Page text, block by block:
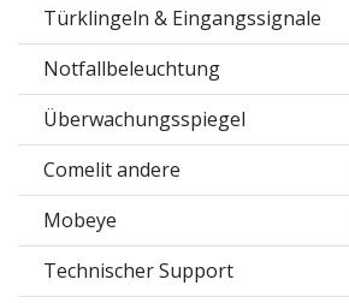
Türklingeln & Eingangssignale
Notfallbeleuchtung
Überwachungsspiegel
Comelit andere
Mobeye
Technischer Support